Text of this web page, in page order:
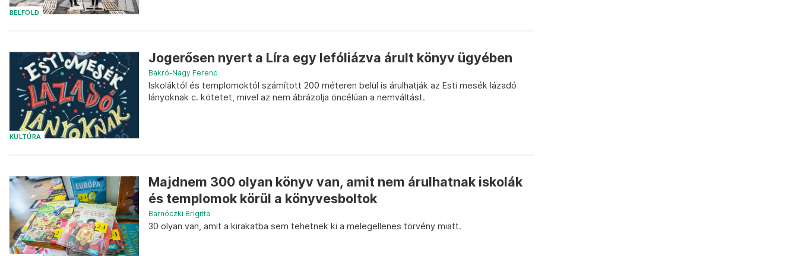
BELFÖLD
KULTÚRA
Jogerősen nyert a Líra egy lefóliázva árult könyv ügyében
Bakró-Nagy Ferenc
Iskoláktól és templomoktól számított 200 méteren belül is árulhatják az Esti mesék lázadó
lányoknak c. kötetet, mivel az nem ábrázolja öncélúan a nemváltást.
Majdnem 300 olyan könyv van, amit nem árulhatnak iskolák
és templomok körül a könyvesboltok
Barnóczki Brigitta
30 olyan van, amit a kirakatba sem tehetnek ki a melegellenes törvény miatt.